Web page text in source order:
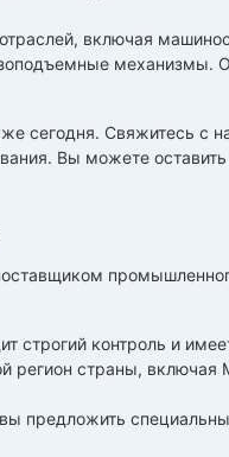
включая
механизмы.
сегодня. Свяжитесь с
Вы можете
строгий контроль и
регион страны,
предложить